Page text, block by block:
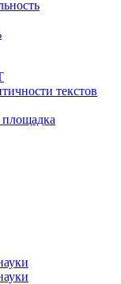
текстов
площадка